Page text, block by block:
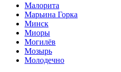
Малорита
Марьина Горка
Минск
Миоры
Могилёв
Мозырь
Молодечно